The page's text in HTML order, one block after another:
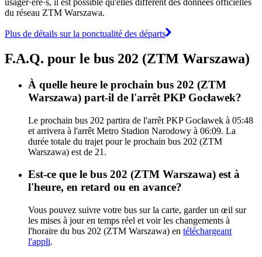
usager·ère·s, il est possible qu'elles diffèrent des données officielles
du réseau ZTM Warszawa.
Plus de détails sur la ponctualité des départs
F.A.Q. pour le bus 202 (ZTM Warszawa)
À quelle heure le prochain bus 202 (ZTM
Warszawa) part-il de l'arrêt PKP Gocławek?
Le prochain bus 202 partira de l'arrêt PKP Gocławek à 05:48
et arrivera à l'arrêt Metro Stadion Narodowy à 06:09. La
durée totale du trajet pour le prochain bus 202 (ZTM
Warszawa) est de 21.
Est-ce que le bus 202 (ZTM Warszawa) est à
l'heure, en retard ou en avance?
Vous pouvez suivre votre bus sur la carte, garder un œil sur
les mises à jour en temps réel et voir les changements à
l'horaire du bus 202 (ZTM Warszawa) en téléchargeant
l'appli.